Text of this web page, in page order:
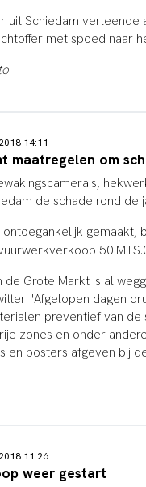
uit Schiedam verleende
met spoed naar
14:11
maatregelen om
de schade rond de
gemaakt,
de Grote Markt is al
'Afgelopen dagen
preventief van
zones en onder
en posters afgeven bij
11:26
weer gestart